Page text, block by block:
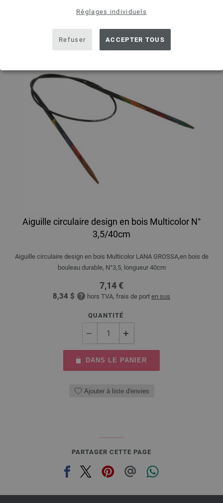
Réglages individuels
Refuser ACCEPTER TOUS
Aiguille circulaire design en bois Multicolor N°
3,5/40cm
Aiguille circulaire design en bois Multicolor LANA GROSSA,en bois de
bouleau durable, N°3,5, longueur 40cm
7,14 €
8,34 $ hors TVA, frais de port en sus
QUANTITÉ
DANS LE PANIER
Ajouter à liste d'envies
PARTAGER CETTE PAGE